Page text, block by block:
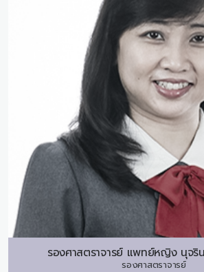
รองศาสตราจารย์ แพทย์หญิง นุจริ
รองศาสตราจารย์